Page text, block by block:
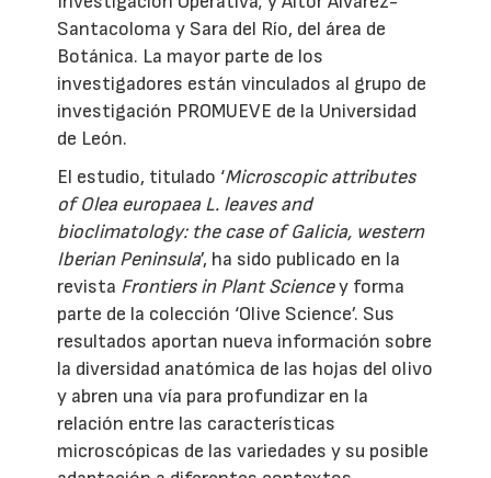
Santacoloma y Sara del Río, del área de
Botánica. La mayor parte de los
investigadores están vinculados al grupo de
investigación PROMUEVE de la Universidad
de León.
El estudio, titulado ‘Microscopic attributes
of Olea europaea L. leaves and
bioclimatology: the case of Galicia, western
Iberian Peninsula’, ha sido publicado en la
revista Frontiers in Plant Sciencey forma
parte de la colección ‘Olive Science’. Sus
resultados aportan nueva información sobre
la diversidad anatómica de las hojas del olivo
y abren una vía para profundizar en la
relación entre las características
microscópicas de las variedades y su posible